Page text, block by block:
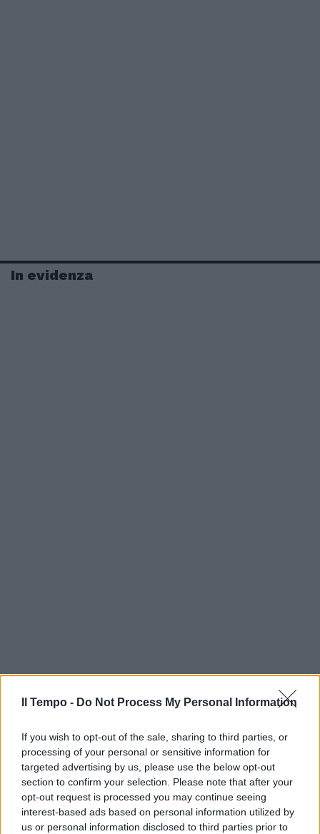
Il Tempo - Do Not Process My Personal Information
If you wish to opt-out of the sale, sharing to third parties, or
processing of your personal or sensitive information for
targeted advertising by us, please use the below opt-out
section to confirm your selection. Please note that after your
opt-out request is processed you may continue seeing
interest-based ads based on personal information utilized by
us or personal information disclosed to third parties prior to
In evidenza